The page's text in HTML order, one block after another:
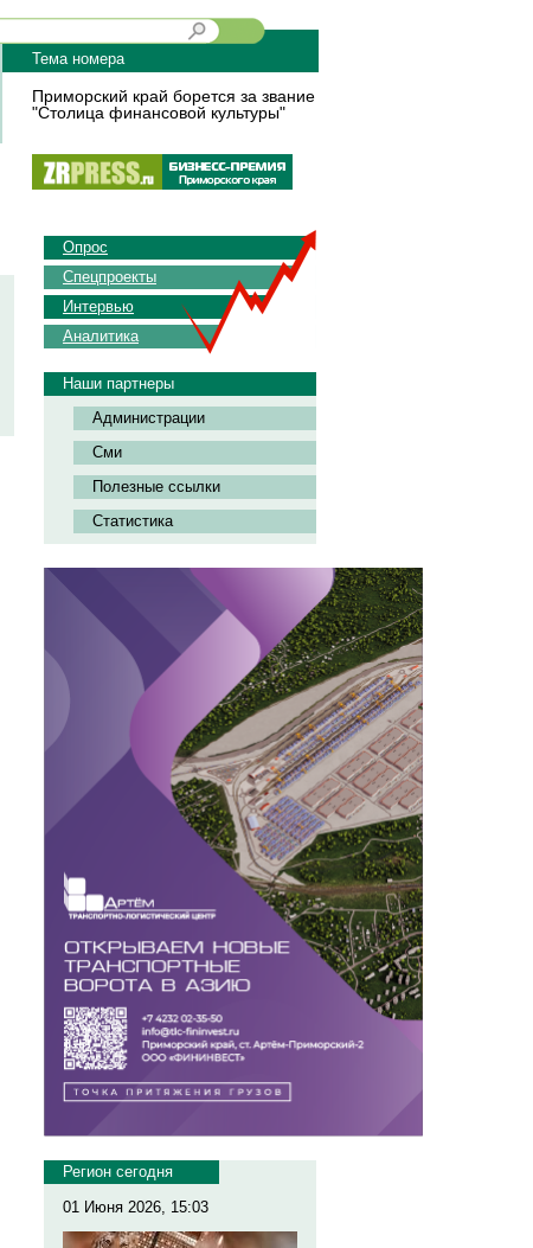
Тема номера
Приморский край борется за звание
"Столица финансовой культуры"
Опрос
Спецпроекты
Интервью
Аналитика
Наши партнеры
Администрации
Сми
Полезные ссылки
Статистика
Регион сегодня
01 Июня 2026, 15:03